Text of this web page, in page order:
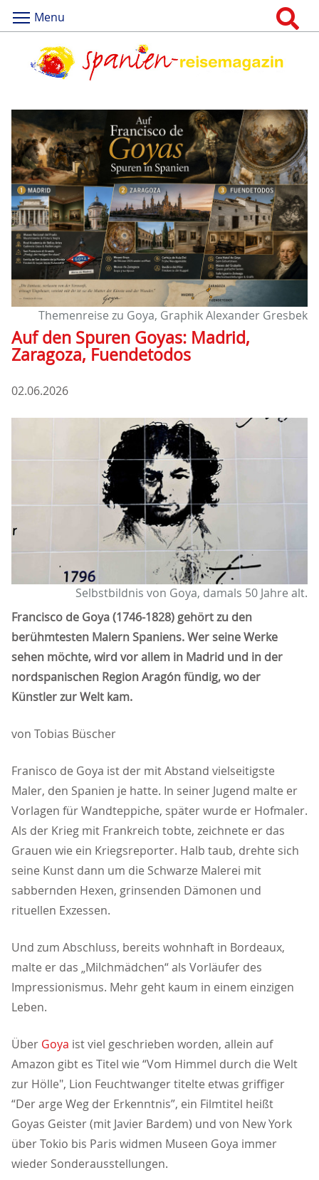
Menu
Themenreise zu Goya, Graphik Alexander Gresbek
Auf den Spuren Goyas: Madrid,
Zaragoza, Fuendetodos
02.06.2026
Selbstbildnis von Goya, damals 50 Jahre alt.
Francisco de Goya (1746-1828) gehört zu den
berühmtesten Malern Spaniens. Wer seine Werke
sehen möchte, wird vor allem in Madrid und in der
nordspanischen Region Aragón fündig, wo der
Künstler zur Welt kam.
von Tobias Büscher
Franisco de Goya ist der mit Abstand vielseitigste
Maler, den Spanien je hatte. In seiner Jugend malte er
Vorlagen für Wandteppiche, später wurde er Hofmaler.
Als der Krieg mit Frankreich tobte, zeichnete er das
Grauen wie ein Kriegsreporter. Halb taub, drehte sich
seine Kunst dann um die Schwarze Malerei mit
sabbernden Hexen, grinsenden Dämonen und
rituellen Exzessen.
Und zum Abschluss, bereits wohnhaft in Bordeaux,
malte er das „Milchmädchen“ als Vorläufer des
Impressionismus. Mehr geht kaum in einem einzigen
Leben.
Über Goya ist viel geschrieben worden, allein auf
Amazon gibt es Titel wie “Vom Himmel durch die Welt
zur Hölle", Lion Feuchtwanger titelte etwas griffiger
“Der arge Weg der Erkenntnis”, ein Filmtitel heißt
Goyas Geister (mit Javier Bardem) und von New York
über Tokio bis Paris widmen Museen Goya immer
wieder Sonderausstellungen.